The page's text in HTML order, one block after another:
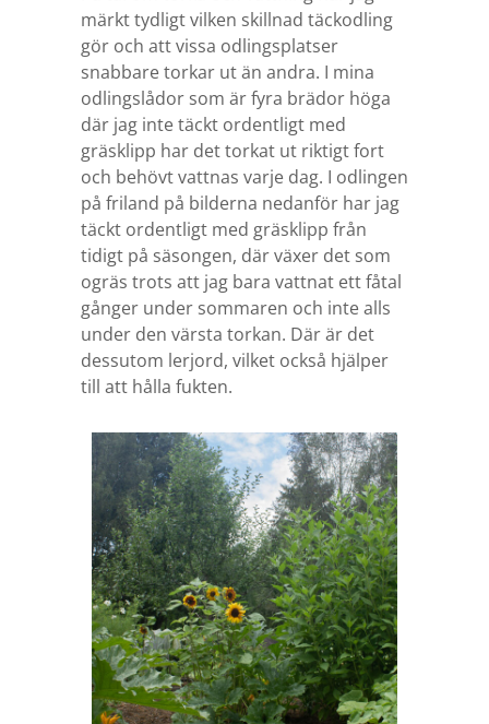
märkt tydligt vilken skillnad täckodling
gör och att vissa odlingsplatser
snabbare torkar ut än andra. I mina
odlingslådor som är fyra brädor höga
där jag inte täckt ordentligt med
gräsklipp har det torkat ut riktigt fort
och behövt vattnas varje dag. I odlingen
på friland på bilderna nedanför har jag
täckt ordentligt med gräsklipp från
tidigt på säsongen, där växer det som
ogräs trots att jag bara vattnat ett fåtal
gånger under sommaren och inte alls
under den värsta torkan. Där är det
dessutom lerjord, vilket också hjälper
till att hålla fukten.